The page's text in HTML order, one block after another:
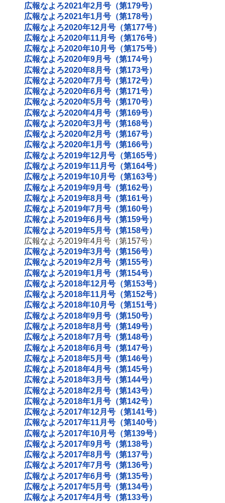
広報なよろ2021年2月号（第179号）
広報なよろ2021年1月号（第178号）
広報なよろ2020年12月号（第177号）
広報なよろ2020年11月号（第176号）
広報なよろ2020年10月号（第175号）
広報なよろ2020年9月号（第174号）
広報なよろ2020年8月号（第173号）
広報なよろ2020年7月号（第172号）
広報なよろ2020年6月号（第171号）
広報なよろ2020年5月号（第170号）
広報なよろ2020年4月号（第169号）
広報なよろ2020年3月号（第168号）
広報なよろ2020年2月号（第167号）
広報なよろ2020年1月号（第166号）
広報なよろ2019年12月号（第165号）
広報なよろ2019年11月号（第164号）
広報なよろ2019年10月号（第163号）
広報なよろ2019年9月号（第162号）
広報なよろ2019年8月号（第161号）
広報なよろ2019年7月号（第160号）
広報なよろ2019年6月号（第159号）
広報なよろ2019年5月号（第158号）
広報なよろ2019年4月号（第157号）
広報なよろ2019年3月号（第156号）
広報なよろ2019年2月号（第155号）
広報なよろ2019年1月号（第154号）
広報なよろ2018年12月号（第153号）
広報なよろ2018年11月号（第152号）
広報なよろ2018年10月号（第151号）
広報なよろ2018年9月号（第150号）
広報なよろ2018年8月号（第149号）
広報なよろ2018年7月号（第148号）
広報なよろ2018年6月号（第147号）
広報なよろ2018年5月号（第146号）
広報なよろ2018年4月号（第145号）
広報なよろ2018年3月号（第144号）
広報なよろ2018年2月号（第143号）
広報なよろ2018年1月号（第142号）
広報なよろ2017年12月号（第141号）
広報なよろ2017年11月号（第140号）
広報なよろ2017年10月号（第139号）
広報なよろ2017年9月号（第138号）
広報なよろ2017年8月号（第137号）
広報なよろ2017年7月号（第136号）
広報なよろ2017年6月号（第135号）
広報なよろ2017年5月号（第134号）
広報なよろ2017年4月号（第133号）